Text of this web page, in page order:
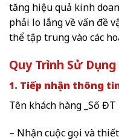
tăng hiệu quả kinh
phải lo lắng về vấn đề
thể tập trung vào các
Quy Trình Sử Dụng
1. Tiếp nhận thông
Tên khách hàng _Số
– Nhận cuộc gọi và